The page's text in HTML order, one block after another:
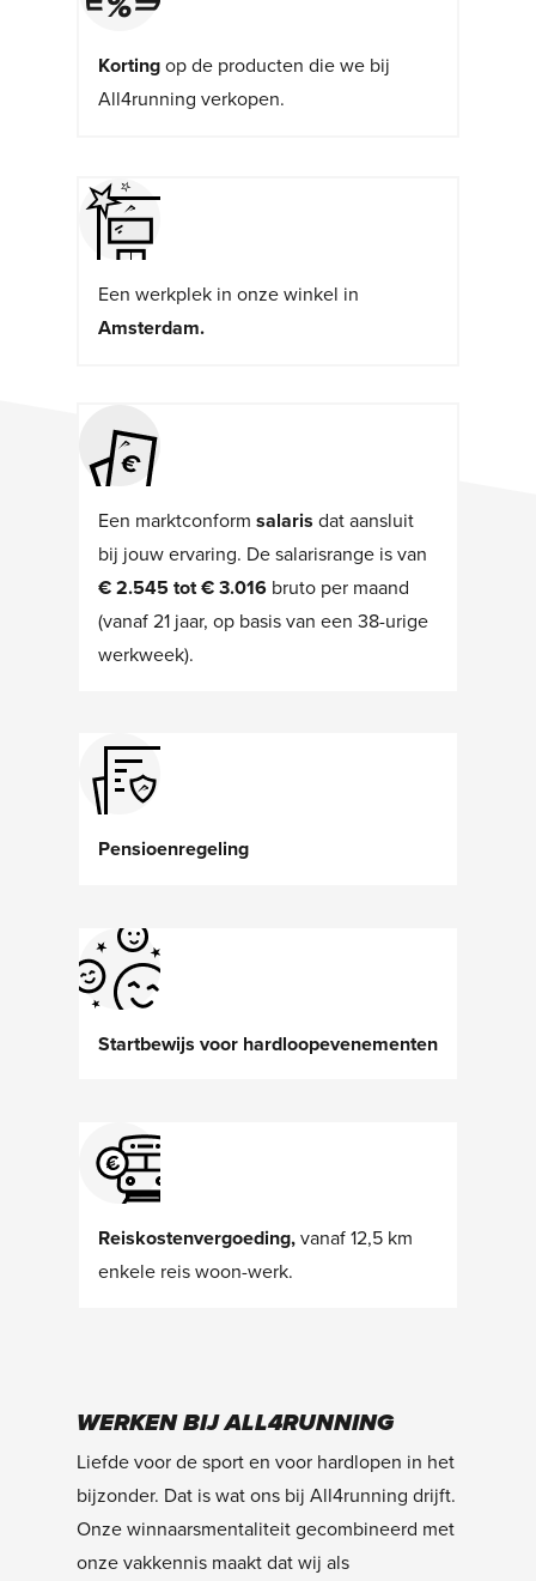
Korting op de producten die we bij
All4running verkopen.
Een werkplek in onze winkel in
Amsterdam.
Een marktconform salaris dat aansluit
bij jouw ervaring. De salarisrange is van
€ 2.545 tot € 3.016bruto per maand
(vanaf 21 jaar, op basis van een 38-urige
werkweek).
Pensioenregeling
Startbewijs voor hardloopevenementen
Reiskostenvergoeding, vanaf 12,5 km
enkele reis woon-werk.
WERKEN BIJ ALL4RUNNING
Liefde voor de sport en voor hardlopen in het
bijzonder. Dat is wat ons bij All4running drijft.
Onze winnaarsmentaliteit gecombineerd met
onze vakkennis maakt dat wij als